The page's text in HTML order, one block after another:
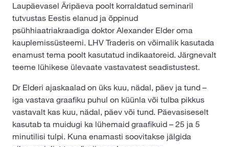
Laupäevasel Äripäeva poolt korraldatud seminaril
tutvustas Eestis elanud ja õppinud
psühhiaatriakraadiga doktor Alexander Elder oma
kauplemissüsteemi. LHV Traderis on võimalik kasutada
enamust tema poolt kasutatud indikaatoreid. Järgnevalt
teeme lühikese ülevaate vastavatest seadistustest.
Dr Elderi ajaskaalad on üks kuu, nädal, päev ja tund –
iga vastava graafiku puhul on küünla või tulba pikkus
vastavalt kas kuu, nädal, päev või tund. Päevasiseselt
kasutab ta muidugi ka lühemaid graafikuid – 25 ja 5
minutilisi tulpi. Kuna enamasti soovitakse jälgida